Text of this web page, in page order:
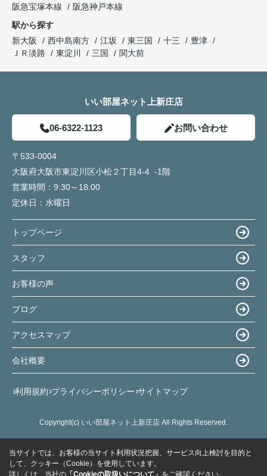
阪急宝塚本線
阪急神戸本線
駅から探す
新大阪
西中島南方 江坂 東三国 十三
豊津
ＪＲ淡路
東淀川 三国 関大前
いい部屋ネット上新庄店
06-6322-1123 お問い合わせ
〒533-0004
大阪府大阪市東淀川区小松２丁目4-4 -1階
営業時間： 9:30～18:00
定休日： 水曜日
トップページ
スタッフ
お客様の声
ブログ
アクセスマップ
会社概要
利用規約 プライバシーポリシー サイトマップ
Copyright(c) いい部屋ネット上新庄店 All Rights Reserved.
当サイトでは、お客様の当サイト利用状況把握、サービス向上検討を目的と
して、クッキー（Cookie）を使用しています。
詳しくは、当社の 「Cookieの取扱いについて」 をご確認ください。